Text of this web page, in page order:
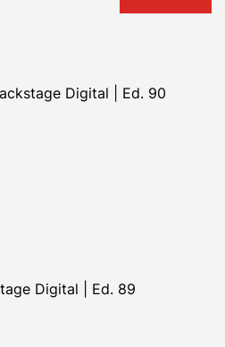
Digital | Ed. 90
Digital | Ed. 89